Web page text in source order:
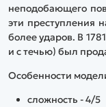
неподобающего
эти преступления
более ударов. В
и с течью) был
Особенности
сложность - 4/5